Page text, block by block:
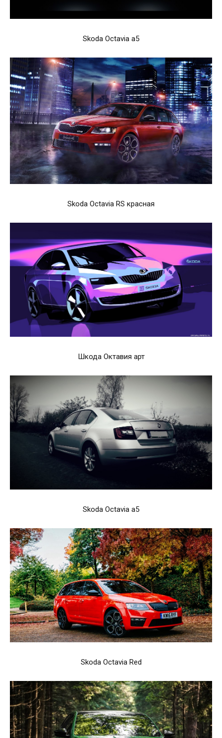
Skoda Octavia a5
Skoda Octavia RS красная
Шкода Октавия арт
Skoda Octavia a5
Skoda Octavia Red